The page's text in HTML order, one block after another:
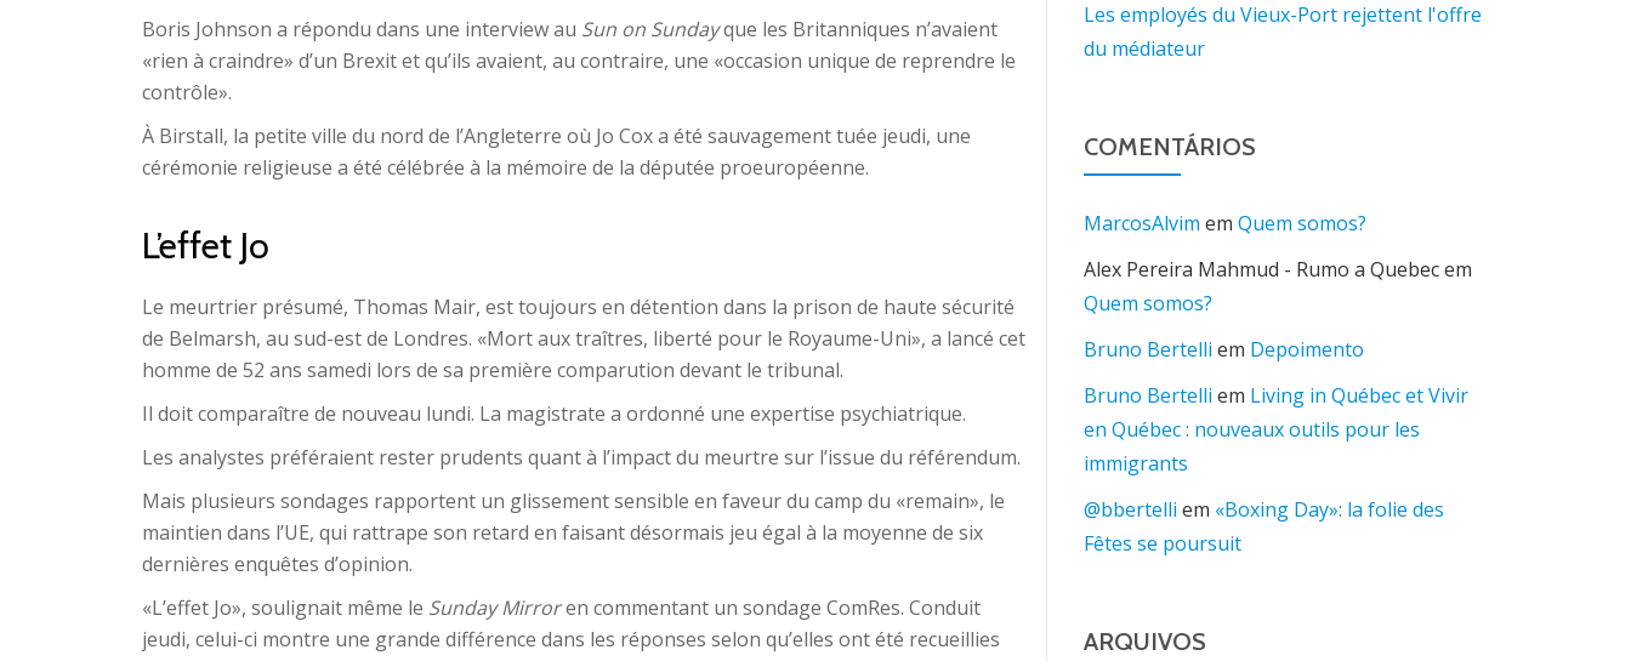
Boris Johnson a répondu dans une interview au Sun on Sundayque les Britanniques n’avaient
«rien à craindre» d’un Brexit et qu’ils avaient, au contraire, une «occasion unique de reprendre le
contrôle».
À Birstall, la petite ville du nord de l’Angleterre où Jo Cox a été sauvagement tuée jeudi, une
cérémonie religieuse a été célébrée à la mémoire de la députée proeuropéenne.
L’effet Jo
Le meurtrier présumé, Thomas Mair, est toujours en détention dans la prison de haute sécurité
de Belmarsh, au sud-est de Londres. «Mort aux traîtres, liberté pour le Royaume-Uni», a lancé cet
homme de 52 ans samedi lors de sa première comparution devant le tribunal.
Il doit comparaître de nouveau lundi. La magistrate a ordonné une expertise psychiatrique.
Les analystes préféraient rester prudents quant à l’impact du meurtre sur l’issue du référendum.
Mais plusieurs sondages rapportent un glissement sensible en faveur du camp du «remain», le
maintien dans l’UE, qui rattrape son retard en faisant désormais jeu égal à la moyenne de six
dernières enquêtes d’opinion.
«L’effet Jo», soulignait même le Sunday Mirroren commentant un sondage ComRes. Conduit
jeudi, celui-ci montre une grande différence dans les réponses selon qu’elles ont été recueillies
Les employés du Vieux-Port rejettent l'offre
du médiateur
COMENTÁRIOS
MarcosAlvim em Quem somos?
Alex Pereira Mahmud - Rumo a Quebecem
Quem somos?
Bruno Bertelli em Depoimento
Bruno Bertelli em Living in Québec et Vivir
en Québec : nouveaux outils pour les
immigrants
@bbertelli em «Boxing Day»: la folie des
Fêtes se poursuit
ARQUIVOS